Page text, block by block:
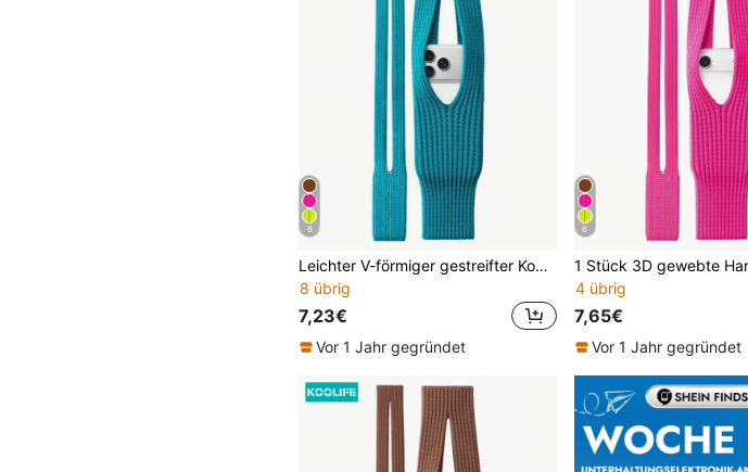
6
Leichter V-förmiger gestreifter Koolife 1 Stück 3D gewebte Handytasche kompatibel mit iPhone 17 Pro Max, unisex faltbar mit Textur, Länge 80cm multifunktionale Umhängetasche, elastische Aufbewahrung, Schlüssel, Karten, atmungsaktives Mesh-Sichtfenster, Anti-Verlust, passend für alle Modelle Frühlingsgeschenk Party
8 übrig
7,23€
Vor 1 Jahr gegründet
6
4 übrig
7,65€
Vor 1 Jahr gegründet